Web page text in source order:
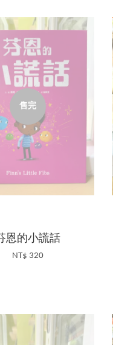
售完
恩的小謊話
NT$ 320